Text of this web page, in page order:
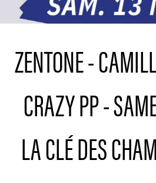
ZENTONE -
CRAZY PP -
LA CLÉ DES